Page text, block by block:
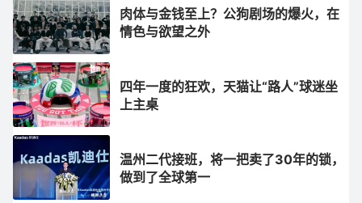
肉体与金钱至上？公狗剧场的爆火，在
情色与欲望之外
四年一度的狂欢，天猫让“路人”球迷坐
上主桌
温州二代接班，将一把卖了30年的锁，
做到了全球第一